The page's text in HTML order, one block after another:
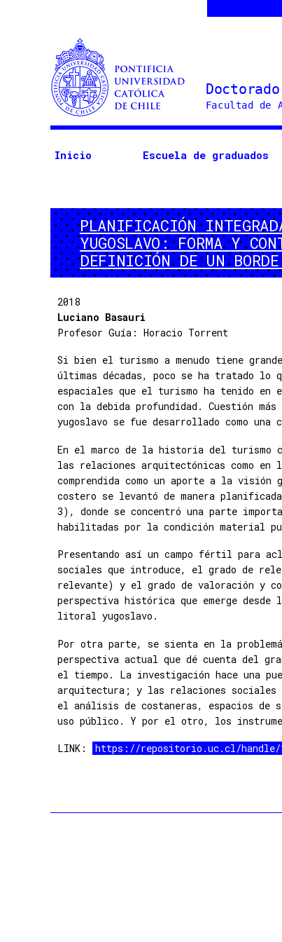
Doctorado
Arquitectura
Inicio Escuela de graduados
PLANIFICACIÓN
YUGOSLAVO: FORMA Y
DEFINICIÓN DE UN BORDE
2018
Luciano Basauri
Profesor Guía: Horacio Torrent
Si bien el turismo a menudo tiene
últimas décadas, poco se ha tratado lo
espaciales que el turismo ha tenido
con la debida profundidad. Cuestión
yugoslavo se fue desarrollado como
En el marco de la historia del turismo
las relaciones arquitectónicas como
comprendida como un aporte a la
costero se levantó de manera
3), donde se concentró una parte
habilitadas por la condición material
Presentando así un campo fértil para
sociales que introduce, el grado de
relevante) y el grado de valoración y
perspectiva histórica que emerge
litoral yugoslavo.
Por otra parte, se sienta en la
perspectiva actual que dé cuenta del
el tiempo. La investigación hace una
arquitectura; y las relaciones sociales
el análisis de costaneras, espacios
uso público. Y por el otro, los
LINK: https://repositorio.uc.cl/handle/